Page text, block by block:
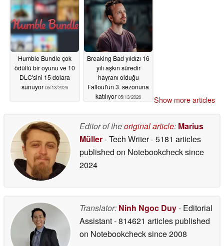
Humble Bundle çok
ödüllü bir oyunu ve 10
DLC'sini 15 dolara
sunuyor 05/13/2026
Breaking Bad yıldızı 16
yılı aşkın süredir
hayranı olduğu
Fallout'un 3. sezonuna
katılıyor 05/13/2026 Show more articles
Editor of theoriginal article: Marius
Müller- Tech Writer- 5181 articles
published on Notebookchecksince
2024
Translator: Ninh Ngoc Duy- Editorial
Assistant- 814621 articles published
on Notebookchecksince 2008